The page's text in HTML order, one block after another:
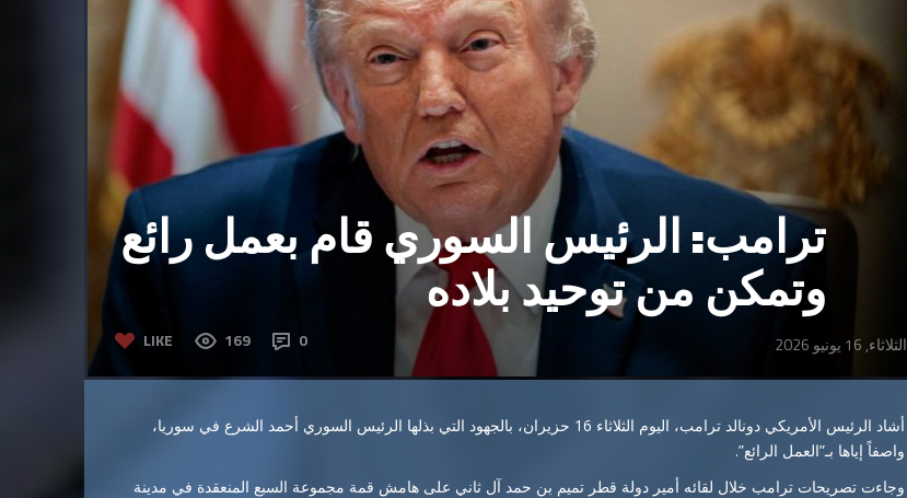
ترامب: الرئيس السوري قام بعمل رائع
وتمكن من توحيد بلاده
LIKE 169 0 الثلاثاء, 16 يونيو 2026
أشاد الرئيس الأمريكي دونالد ترامب، اليوم الثلاثاء 16 حزيران، بالجهود التي بذلها الرئيس السوري أحمد الشرع في سوريا،
واصفاً إياها بـ”العمل الرائع”.
وجاءت تصريحات ترامب خلال لقائه أمير دولة قطر تميم بن حمد آل ثاني على هامش قمة مجموعة السبع المنعقدة في مدينة